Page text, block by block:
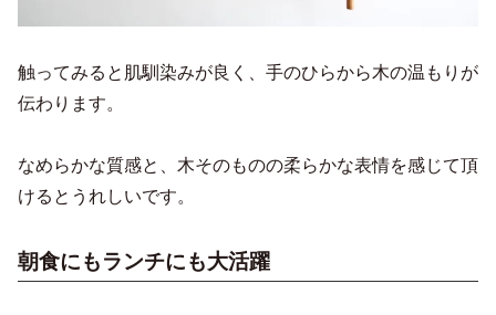
触ってみると肌馴染みが良く、手のひらから木の温もりが
伝わります。
なめらかな質感と、木そのものの柔らかな表情を感じて頂
けるとうれしいです。
朝食にもランチにも大活躍